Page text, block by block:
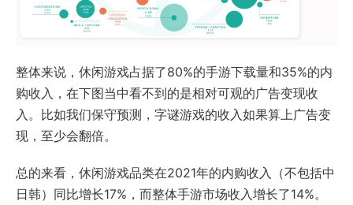
整体来说，休闲游戏占据了80%的手游下载量和35%的内
购收入，在下图当中看不到的是相对可观的广告变现收
入。比如我们保守预测，字谜游戏的收入如果算上广告变
现，至少会翻倍。
总的来看，休闲游戏品类在2021年的内购收入（不包括中
日韩）同比增长17%，而整体手游市场收入增长了14%。